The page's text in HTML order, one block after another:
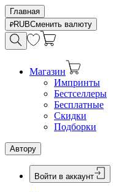
Главная
RUBСменить валюту
Магазин
Импринты
Бестселлеры
Бесплатные
Скидки
Подборки
Автору
Войти в аккаунт